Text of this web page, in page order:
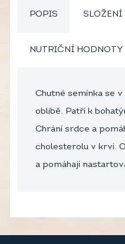
POPIS SLOŽENÍ
NUTRIČNÍ HODNOTY
Chutné semínka se
oblibě. Patří k
Chrání srdce a
cholesterolu v krvi.
a pomáhají